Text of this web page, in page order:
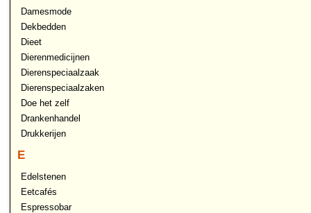
Damesmode
Dekbedden
Dieet
Dierenmedicijnen
Dierenspeciaalzaak
Dierenspeciaalzaken
Doe het zelf
Drankenhandel
Drukkerijen
E
Edelstenen
Eetcafés
Espressobar